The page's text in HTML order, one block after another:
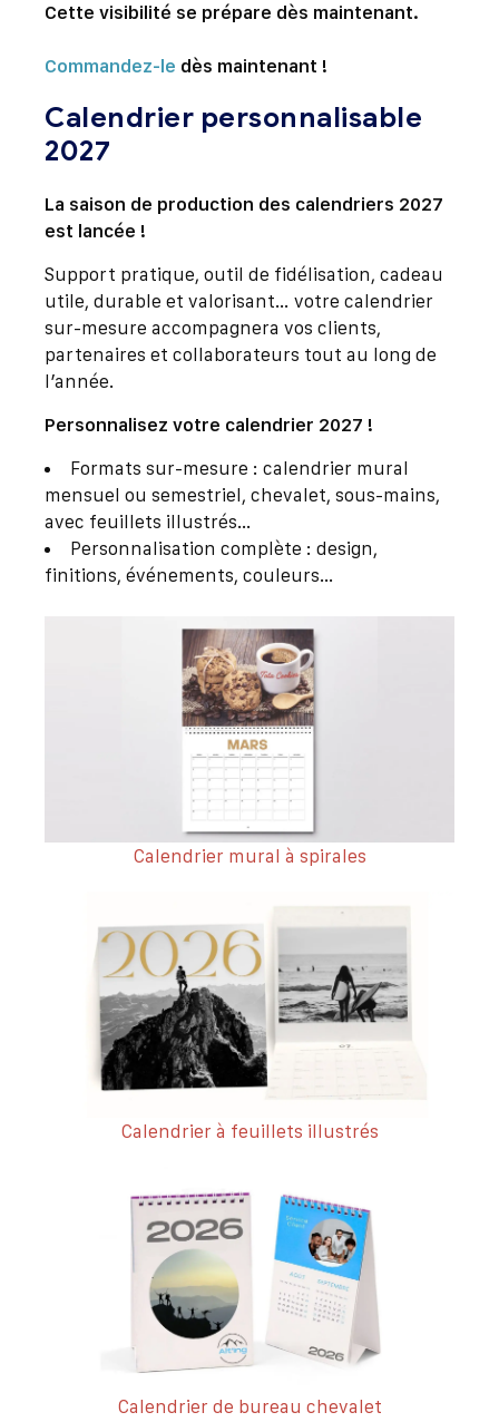
Cette visibilité se prépare dès maintenant.
Commandez-le dès maintenant !
Calendrier personnalisable
2027
La saison de production des calendriers 2027
est lancée !
Support pratique, outil de fidélisation, cadeau
utile, durable et valorisant… votre calendrier
sur-mesure accompagnera vos clients,
partenaires et collaborateurs tout au long de
l’année.
Personnalisez votre calendrier 2027 !
Formats sur-mesure : calendrier mural
mensuel ou semestriel, chevalet, sous-mains,
avec feuillets illustrés…
Personnalisation complète : design,
finitions, événements, couleurs…
Calendrier mural à spirales
Calendrier à feuillets illustrés
Calendrier de bureau chevalet